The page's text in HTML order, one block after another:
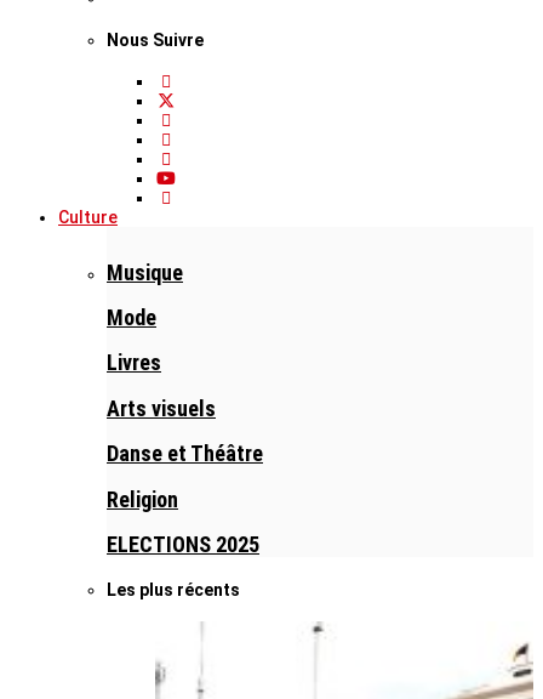
Nous Suivre
Culture
Musique
Mode
Livres
Arts visuels
Danse et Théâtre
Religion
ELECTIONS 2025
Les plus récents